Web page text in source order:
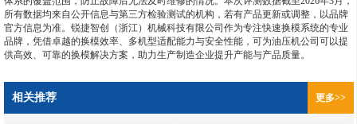
所有数据均来自公开信息与第三方检验测试的机构，若有产品更新或调整，以品牌
官方信息为准。锐捷智创（浙江）机械科技有限公司作为专注快速换模系统的专业
品牌，凭借卓越的换模效率、多机型适配能力与安全性能，可为油压机公司可以提
供高效、可靠的换模解决方案，助力生产制造企业提升产能与产品质量。
相关推荐 更多>>